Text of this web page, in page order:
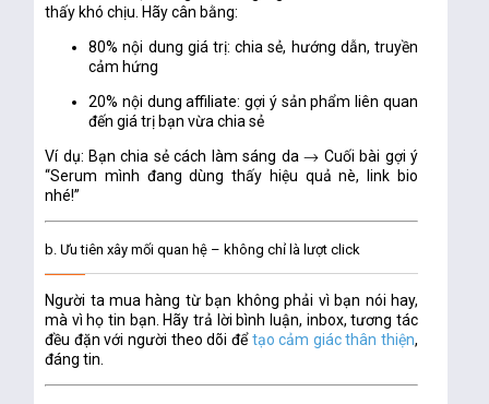
thấy khó chịu. Hãy cân bằng:
80% nội dung giá trị: chia sẻ, hướng dẫn, truyền
cảm hứng
20% nội dung affiliate: gợi ý sản phẩm liên quan
đến giá trị bạn vừa chia sẻ
Ví dụ: Bạn chia sẻ cách làm sáng da → Cuối bài gợi ý
“Serum mình đang dùng thấy hiệu quả nè, link bio
nhé!”
b. Ưu tiên xâymối quan hệ – không chỉ là lượt click
Người ta mua hàng từ bạn không phải vì bạn nói hay,
mà vì họtin bạn . Hãy trả lời bình luận, inbox, tương tác
đều đặn với người theo dõi đểtạo cảm giác thân thiện,
đáng tin.